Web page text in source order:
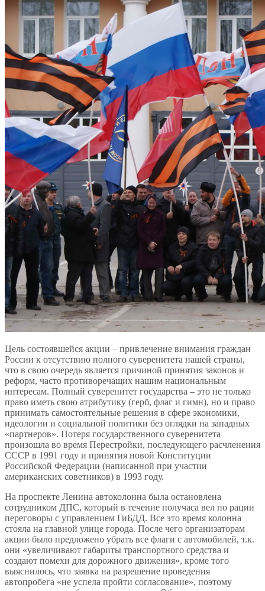
Цель состоявшейся акции – привлечение внимания граждан
России к отсутствию полного суверенитета нашей страны,
что в свою очередь является причиной принятия законов и
реформ, часто противоречащих нашим национальным
интересам. Полный суверенитет государства – это не только
право иметь свою атрибутику (герб, флаг и гимн), но и право
принимать самостоятельные решения в сфере экономики,
идеологии и социальной политики без оглядки на западных
«партнеров». Потеря государственного суверенитета
произошла во время Перестройки, последующего расчленения
СССР в 1991 году и принятия новой Конституции
Российской Федерации (написанной при участии
американских советников) в 1993 году.
На проспекте Ленина автоколонна была остановлена
сотрудником ДПС, который в течение получаса вел по рации
переговоры с управлением ГиБДД. Все это время колонна
стояла на главной улице города. После чего организаторам
акции было предложено убрать все флаги с автомобилей, т.к.
они «увеличивают габариты транспортного средства и
создают помехи для дорожного движения», кроме того
выяснилось, что заявка на разрешение проведения
автопробега «не успела пройти согласование», поэтому